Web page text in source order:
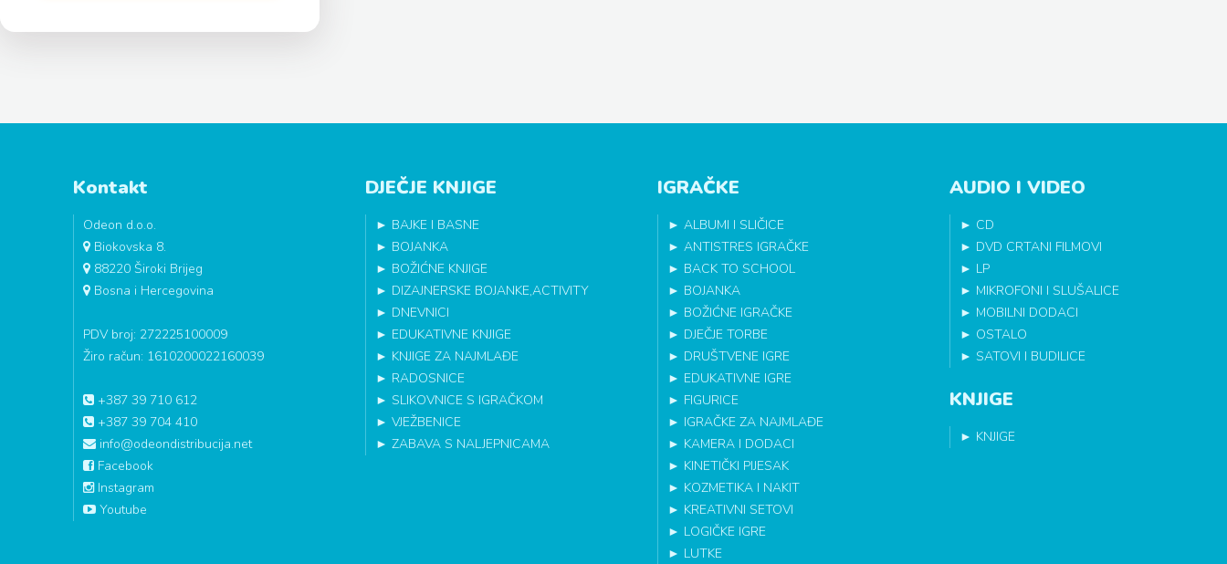
Kontakt
Odeon d.o.o.
Biokovska 8.
88220 Široki Brijeg
Bosna i Hercegovina
PDV broj: 272225100009
Žiro račun: 1610200022160039
+387 39 710 612
+387 39 704 410
info@odeondistribucija.net
Facebook
Instagram
Youtube
DJEČJE KNJIGE
► BAJKE I BASNE
► BOJANKA
► BOŽIĆNE KNJIGE
► DIZAJNERSKE BOJANKE,ACTIVITY
► DNEVNICI
► EDUKATIVNE KNJIGE
► KNJIGE ZA NAJMLAĐE
► RADOSNICE
► SLIKOVNICE S IGRAČKOM
► VJEŽBENICE
► ZABAVA S NALJEPNICAMA
IGRAČKE
► ALBUMI I SLIČICE
► ANTISTRES IGRAČKE
► BACK TO SCHOOL
► BOJANKA
► BOŽIĆNE IGRAČKE
► DJEČJE TORBE
► DRUŠTVENE IGRE
► EDUKATIVNE IGRE
► FIGURICE
► IGRAČKE ZA NAJMLAĐE
► KAMERA I DODACI
► KINETIČKI PIJESAK
► KOZMETIKA I NAKIT
► KREATIVNI SETOVI
► LOGIČKE IGRE
► LUTKE
AUDIO I VIDEO
► CD
► DVD CRTANI FILMOVI
► LP
► MIKROFONI I SLUŠALICE
► MOBILNI DODACI
► OSTALO
► SATOVI I BUDILICE
KNJIGE
► KNJIGE